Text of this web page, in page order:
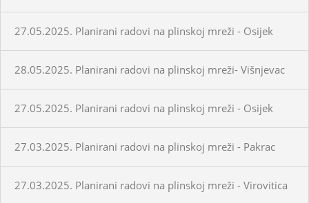
27.05.2025. Planirani radovi na plinskoj mreži - Osijek
28.05.2025. Planirani radovi na plinskoj mreži- Višnjevac
27.05.2025. Planirani radovi na plinskoj mreži - Osijek
27.03.2025. Planirani radovi na plinskoj mreži - Pakrac
27.03.2025. Planirani radovi na plinskoj mreži - Virovitica